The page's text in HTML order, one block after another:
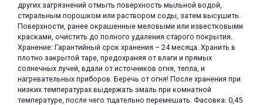
других загрязнений отмыть поверхность мыльной водой,
стиральным порошком или раствором соды, затем высушить.
Поверхности, ранее окрашенные меловыми или известковыми
красками, очистить до полного удаления старого покрытия.
Хранение: Гарантийный срок хранения – 24 месяца. Хранить в
плотно закрытой таре, предохраняя от влаги и прямых
солнечных лучей, вдали от источников огня, тепла, и
нагревательных приборов. Беречь от огня! После хранения при
низких температурах выдержать эмаль при комнатной
температуре, после чего тщательно перемешать. Фасовка: 0,45